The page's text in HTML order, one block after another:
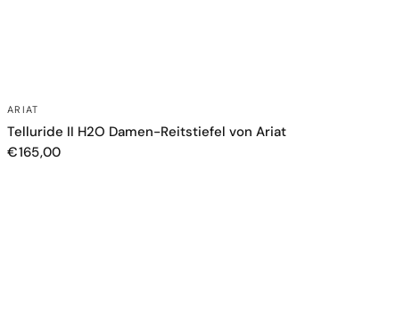
ARIAT
Telluride II H2O Damen-Reitstiefel von Ariat
€165,00